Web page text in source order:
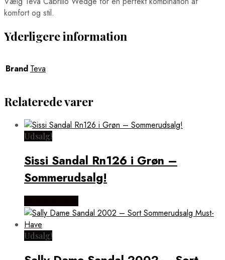
komfort og stil.
Yderligere information
Brand Teva
Relaterede varer
Udsalg!
Sissi Sandal Rn126 i Grøn –
Sommerudsalg!
Udsalg!